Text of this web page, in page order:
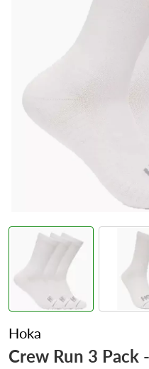
Hoka
Crew Run 3